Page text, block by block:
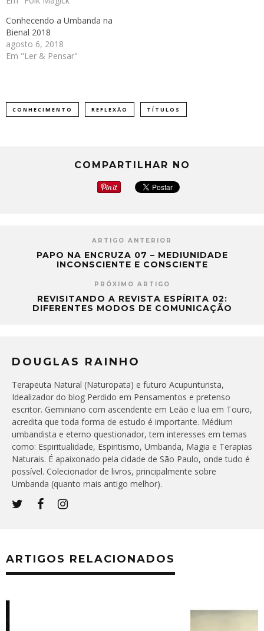
Conhecendo a Umbanda na
Bienal 2018
agosto 6, 2018
Em "Ler & Pensar"
CONHECIMENTO REFLEXÃO TÍTULOS
COMPARTILHAR NO
ARTIGO ANTERIOR
PAPO NA ENCRUZA 07 – MEDIUNIDADE
INCONSCIENTE E CONSCIENTE
PRÓXIMO ARTIGO
REVISITANDO A REVISTA ESPÍRITA 02:
DIFERENTES MODOS DE COMUNICAÇÃO
DOUGLAS RAINHO
Terapeuta Natural (Naturopata) e futuro Acupunturista,
Idealizador do blog Perdido em Pensamentos e pretenso
escritor. Geminiano com ascendente em Leão e lua em Touro,
acredita que toda forma de estudo é importante. Médium
umbandista e eterno questionador, tem interesses em temas
como: Espiritualidade, Espiritismo, Umbanda, Magia e Terapias
Naturais. É apaixonado pela cidade de São Paulo, onde tudo é
possível. Colecionador de livros, principalmente sobre
Umbanda (quanto mais antigo melhor).
ARTIGOS RELACIONADOS